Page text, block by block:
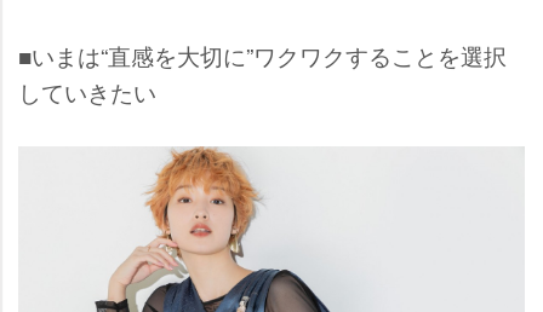
■いまは“直感を大切に”ワクワクすることを選択
していきたい